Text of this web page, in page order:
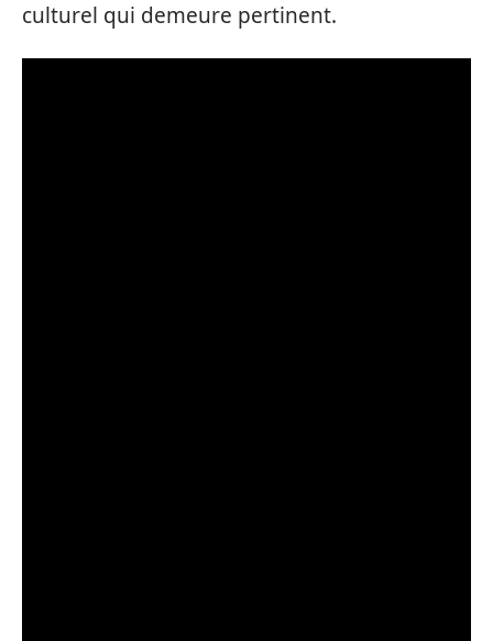
culturel qui demeure pertinent.